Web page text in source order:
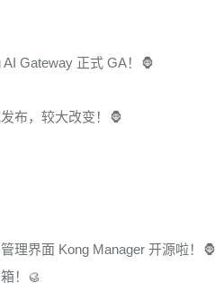
Gateway 正式 GA！🦍
布，较大改变！🦍
理界面 Kong Manager 开源啦！🦍
！🥮